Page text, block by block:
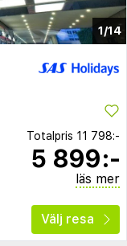
1/14
Totalpris 11 798:-
5 899:-
läs mer
Välj resa